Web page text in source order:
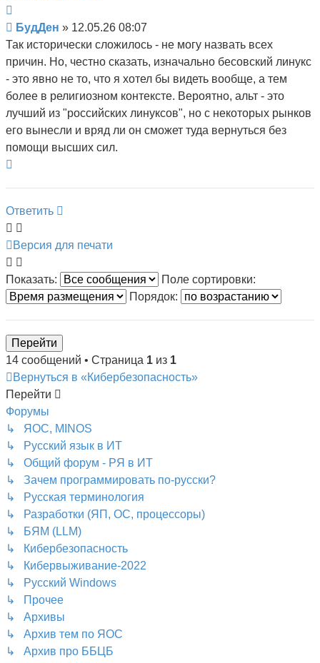
Сообщение
БудДен » 12.05.26 08:07
Так исторически сложилось - не могу назвать всех
причин. Но, честно сказать, изначально бесовский линукс
- это явно не то, что я хотел бы видеть вообще, а тем
более в религиозном контексте. Вероятно, альт - это
лучший из "российских линуксов", но с некоторых рынков
его вынесли и вряд ли он сможет туда вернуться без
помощи высших сил.
Ответить
Версия для печати
Показать:
Поле сортировки:
Порядок:
14 сообщений • Страница 1 из 1
Вернуться в «Кибербезопасность»
Перейти
Форумы
↳ ЯОС, MINOS
↳ Русский язык в ИТ
↳ Общий форум - РЯ в ИТ
↳ Зачем программировать по-русски?
↳ Русская терминология
↳ Разработки (ЯП, ОС, процессоры)
↳ БЯМ (LLM)
↳ Кибербезопасность
↳ Кибервыживание-2022
↳ Русский Windows
↳ Прочее
↳ Архивы
↳ Архив тем по ЯОС
↳ Архив про ББЦБ